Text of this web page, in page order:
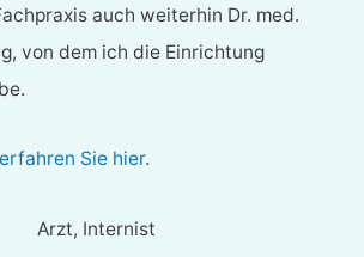
auch weiterhin Dr. med.
von dem ich die Einrichtung
Sie hier.
Arzt, Internist